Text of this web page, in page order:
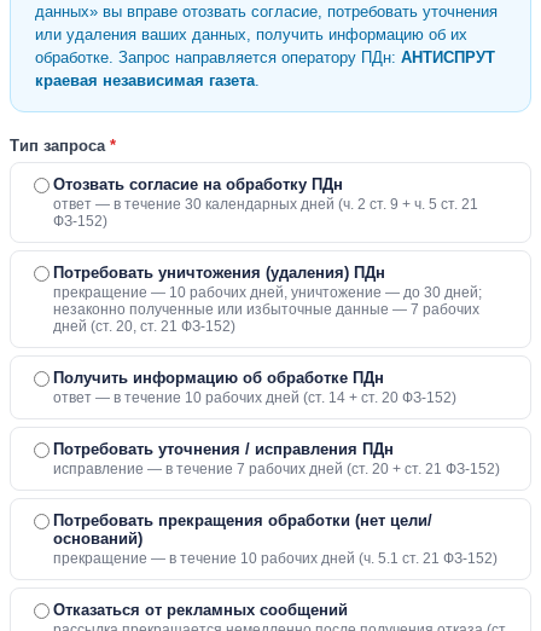
данных» вы вправе отозвать согласие, потребовать уточнения
или удаления ваших данных, получить информацию об их
обработке. Запрос направляется оператору ПДн: АНТИСПРУТ
краевая независимая газета
Тип запроса *
Отозвать согласие на обработку ПДн
ответ — в течение 30 календарных дней (ч. 2 ст. 9 + ч. 5 ст. 21
ФЗ-152)
Потребовать уничтожения (удаления) ПДн
прекращение — 10 рабочих дней, уничтожение — до 30 дней;
незаконно полученные или избыточные данные — 7 рабочих
дней (ст. 20, ст. 21 ФЗ-152)
Получить информацию об обработке ПДн
ответ — в течение 10 рабочих дней (ст. 14 + ст. 20 ФЗ-152)
Потребовать уточнения / исправления ПДн
исправление — в течение 7 рабочих дней (ст. 20 + ст. 21 ФЗ-152)
Потребовать прекращения обработки (нет цели/
оснований)
прекращение — в течение 10 рабочих дней (ч. 5.1 ст. 21 ФЗ-152)
Отказаться от рекламных сообщений